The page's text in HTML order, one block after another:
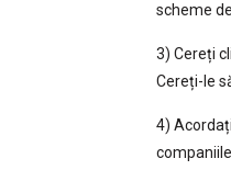
scheme
3) Cereți
Cereți-le
4)